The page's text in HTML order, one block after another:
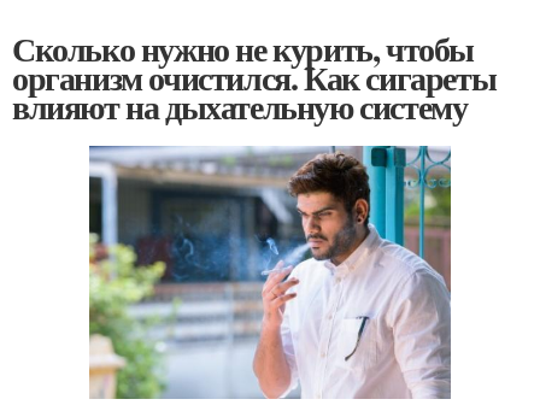
Сколько нужно не курить, чтобы
организм очистился. Как сигареты
влияют на дыхательную систему